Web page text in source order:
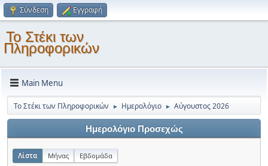
Σύνδεση Εγγραφή
Το Στέκι των
Πληροφορικών
Main Menu
Το Στέκι των Πληροφορικών ► Ημερολόγιο ► Αύγουστος 2026
Ημερολόγιο Προσεχώς
Λίστα Μήνας Εβδομάδα